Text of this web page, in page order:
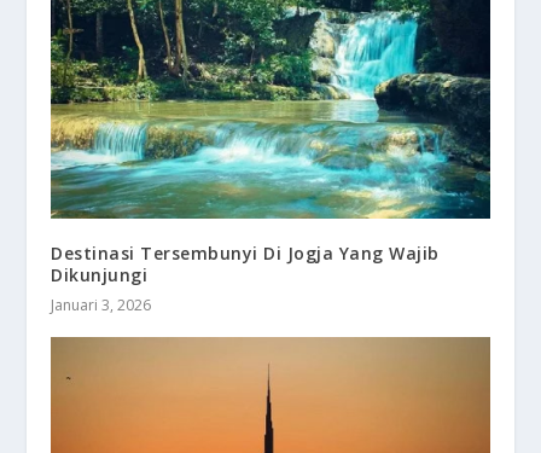
Destinasi Tersembunyi Di Jogja Yang Wajib
Dikunjungi
Januari 3, 2026